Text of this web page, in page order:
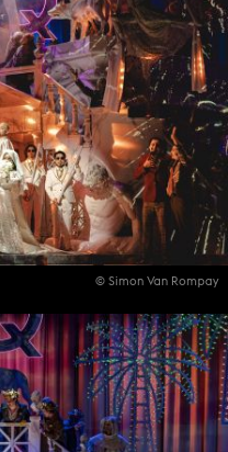
© Simon Van Rompay